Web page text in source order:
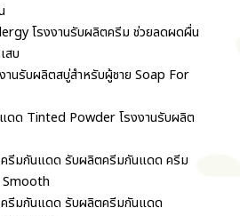
โรงงานรับผลิตครีม ช่วยลดผดผื่น
สบ
านรับผลิตสบู่สำหรับผู้ชาย Soap For
ดด Tinted Powder โรงงานรับผลิต
ครีมกันแดด รับผลิตครีมกันแดด ครีม
ครีมกันแดด รับผลิตครีมกันแดด